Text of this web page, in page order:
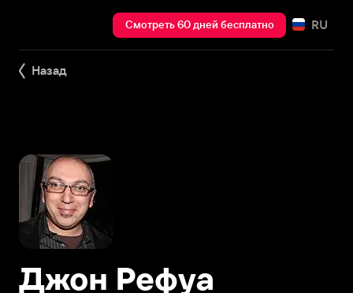
Смотреть 60 дней бесплатно RU
Назад
Джон Рефуа